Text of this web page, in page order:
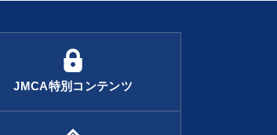
JMCA特別コンテンツ